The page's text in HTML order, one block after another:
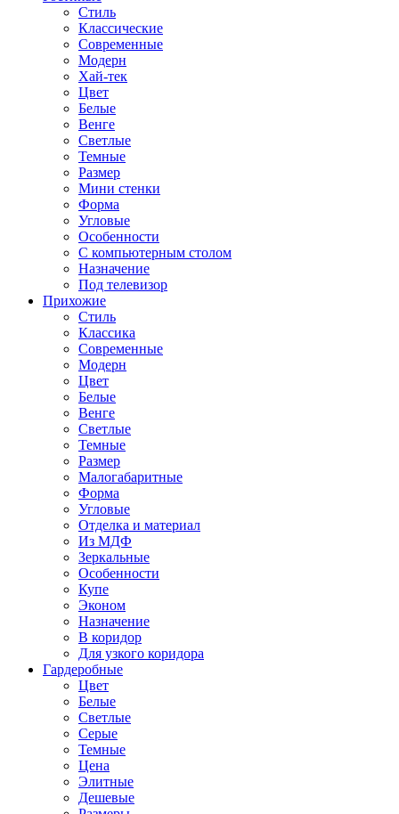
Стиль
Классические
Современные
Модерн
Хай-тек
Цвет
Белые
Венге
Светлые
Темные
Размер
Мини стенки
Форма
Угловые
Особенности
С компьютерным столом
Назначение
Под телевизор
Прихожие
Стиль
Классика
Современные
Модерн
Цвет
Белые
Венге
Светлые
Темные
Размер
Малогабаритные
Форма
Угловые
Отделка и материал
Из МДФ
Зеркальные
Особенности
Купе
Эконом
Назначение
В коридор
Для узкого коридора
Гардеробные
Цвет
Белые
Светлые
Серые
Темные
Цена
Элитные
Дешевые